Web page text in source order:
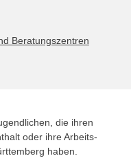
Beratungszentren
die ihren
oder ihre Arbeits-
haben.